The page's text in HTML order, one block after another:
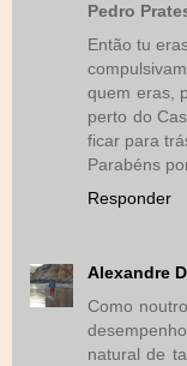
Pedro
Então tu
quem eras,
perto do
ficar para
Parabéns
Responder
Alexandre
Como
natural de